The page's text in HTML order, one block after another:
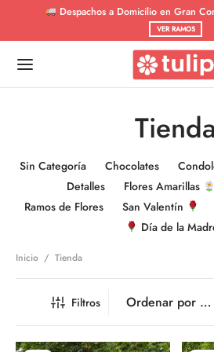
Despachos a Domicilio en Gran
VER RAMOS
Tienda
Sin Categoría Chocolates
Detalles
Flores Amarillas
Ramos de Flores
San Valentín
Día de la
Inicio / Tienda
Filtros
De vuelta
De vuelta
DE FLORES